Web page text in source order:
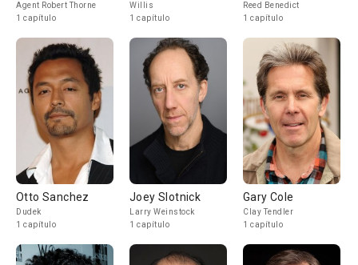
Agent Robert Thorne
1 capítulo
Willis
1 capítulo
Reed Benedict
1 capítulo
Otto Sanchez
Dudek
1 capítulo
Joey Slotnick
Larry Weinstock
1 capítulo
Gary Cole
Clay Tendler
1 capítulo